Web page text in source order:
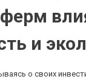
и
о своих